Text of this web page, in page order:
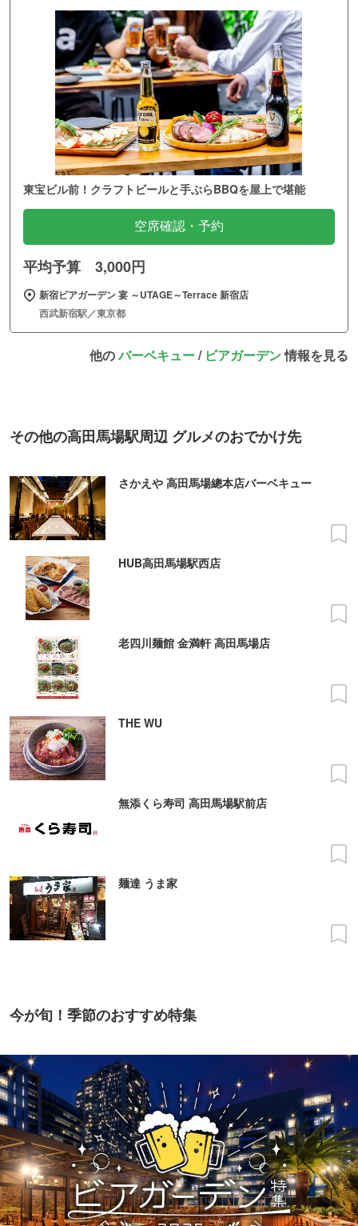
東宝ビル前！クラフトビールと手ぶらBBQを屋上で堪能
空席確認・予約
平均予算 3,000円
新宿ビアガーデン 宴 ～UTAGE～Terrace 新宿店
西武新宿駅／東京都
他のバーベキュー/ ビアガーデン情報を見る
その他の高田馬場駅周辺 グルメのおでかけ先
さかえや 高田馬場總本店バーベキュー
HUB高田馬場駅西店
老四川麺館 金満軒 高田馬場店
THE WU
無添くら寿司 高田馬場駅前店
麺達 うま家
今が旬！季節のおすすめ特集